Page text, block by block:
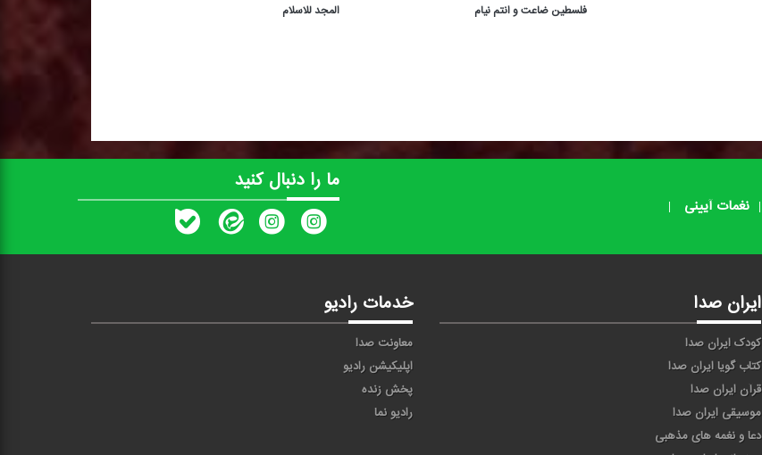
فلسطین ضاعت و انتم نیام المجد للاسلام
نغمات آیینی
ما را دنبال کنید
ایران صدا
کودک ایران صدا
کتاب گویا ایران صدا
قرآن ایران صدا
موسیقی ایران صدا
دعا و نغمه های مذهبی
خدمات رادیو
معاونت صدا
اپلیکیشن رادیو
پخش زنده
رادیو نما